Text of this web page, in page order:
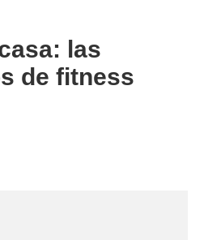
las
de fitness